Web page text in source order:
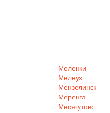
Меленки
Мелеуз
Мензелинск
Меренга
Месягутово